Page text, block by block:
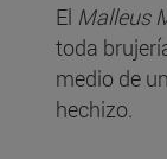
El Malleus
toda
medio de
hechizo.